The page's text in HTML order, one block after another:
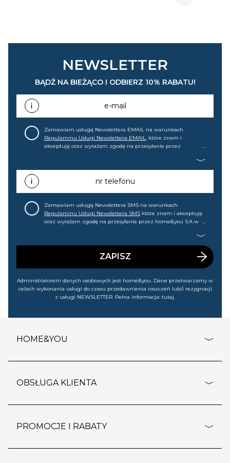
NEWSLETTER
BĄDŹ NA BIEŻĄCO I ODBIERZ 10% RABATU!
e-mail
Zamawiam usługę Newslettera EMAIL na warunkach
Regulaminu Usługi Newslettera EMAIL, które znam i
akceptuję oraz wyrażam zgodę na przesyłanie przez
promocjach, wyprzedażach). Wiem, że mogę tę zgodę w
każdej chwili cofnąć.nr telefonu
Zamawiam usługę Newslettera SMS na warunkach
Regulaminu Usługi Newslettera SMS które znam i akceptuję
oraz wyrażam zgodę na przesyłanie przez home&you S.A w
wyprzedażach). Wiem, że mogę tę zgodę w każdej chwili
ZAPISZ
Administratorem danych osobowych jest home&you. Dane przetwarzamy w
celach wykonania usługi do czasu przedawnienia roszczeń lub/i rezygnacji
z usługi NEWSLETTER. Pełna informacja: tutaj.
HOME&YOU
o firmie
polityka prywatności
kontakt
OBSŁUGA KLIENTA
dostawy i płatność
PROMOCJE I RABATY